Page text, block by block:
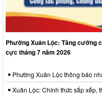
Phường Xuân Lộc: Tăng cường
cực tháng 7 năm 2026
Phường Xuân Lộc thông báo
Xuân Lộc: Chính thức sắp xếp,